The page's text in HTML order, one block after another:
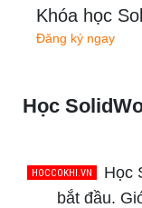
Khóa học
Đăng ký ngay
Học
Học
bắt đầu.